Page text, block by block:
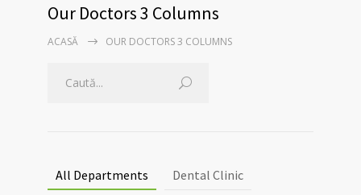
Our Doctors 3 Columns
ACASĂ OUR DOCTORS 3 COLUMNS
All Departments
Dental Clinic